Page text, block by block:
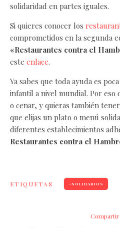
solidaridad en partes iguales.
Si quieres conocer los
comprometidos en la segunda
«Restaurantes contra el
este enlace.
Ya sabes que toda ayuda es
infantil a nivel mundial. Por eso
o cenar, y quieras también
que elijas un plato o menú
diferentes establecimientos
Restaurantes contra el
ETIQUETAS SOLIDARIOS
Compartir